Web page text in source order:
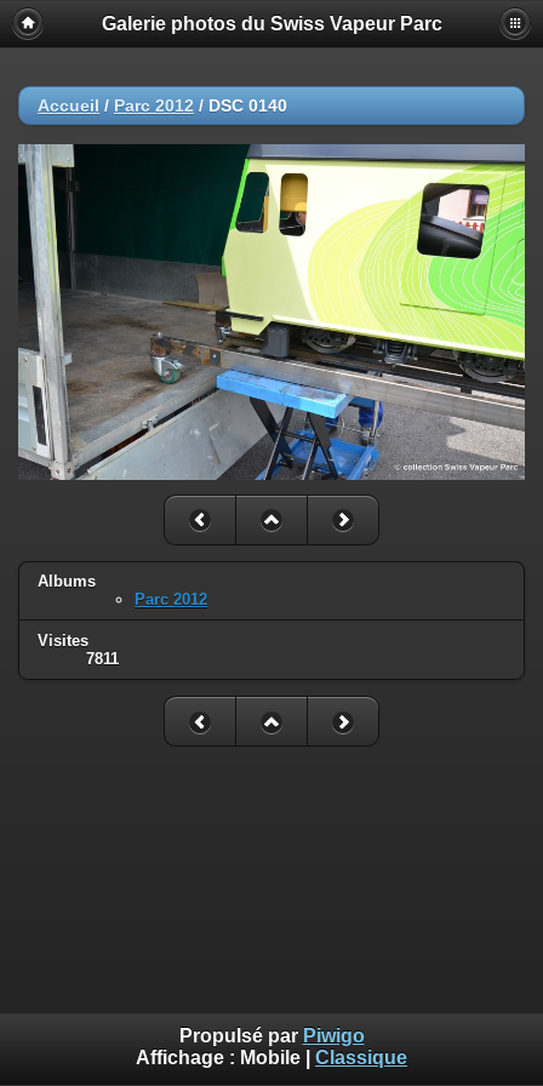
Galerie photos du Swiss Vapeur Parc
Accueil / Parc 2012 / DSC 0140
Albums
Parc 2012
Visites
7811
Propulsé par Piwigo
Affichage : Mobile Classique